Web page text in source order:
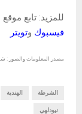
للمزيد: تابع موقع
فيسبوك وتويتر
مصدر المعلومات والصور :
الشرطة الهندية
نيودلهي